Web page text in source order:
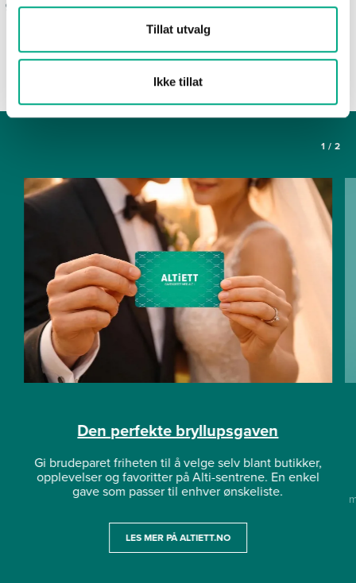
Tillat utvalg
Ikke tillat
gavekortet Altiett Sparkesykkelparkering
1 / 2
Den perfekte bryllupsgaven
Gi brudeparet friheten til å velge selv blant butikker,
opplevelser og favoritter på Alti-sentrene. En enkel
gave som passer til enhver ønskeliste.
LES MER PÅ ALTIETT.NO